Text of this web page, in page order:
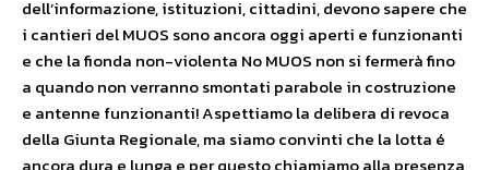
dell’informazione, istituzioni, cittadini, devono sapere che
i cantieri del MUOS sono ancora oggi aperti e funzionanti
e che la fionda non-violenta No MUOS non si fermerà fino
a quando non verranno smontati parabole in costruzione
e antenne funzionanti! Aspettiamo la delibera di revoca
della Giunta Regionale, ma siamo convinti che la lotta é